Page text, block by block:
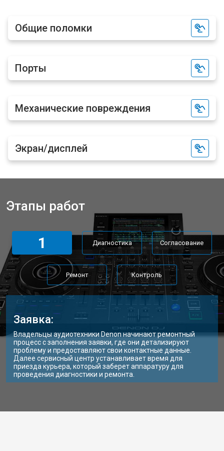
Общие поломки
Порты
Механические повреждения
Экран/дисплей
Этапы работ
1 Диагностика Согласование
Ремонт Контроль
Заявка:
Владельцы аудиотехники Denon начинают ремонтный
процесс с заполнения заявки, где они детализируют
проблему и предоставляют свои контактные данные.
Далее сервисный центр устанавливает время для
приезда курьера, который заберет аппаратуру для
проведения диагностики и ремонта.